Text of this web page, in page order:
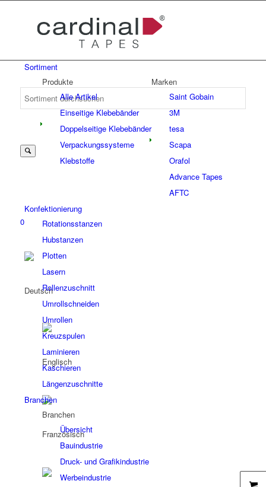
0
Sortiment
Produkte
Alle Artikel
Einseitige Klebebänder
Doppelseitige Klebebänder
Verpackungssysteme
Klebstoffe
Marken
Saint Gobain
3M
tesa
Scapa
Orafol
Advance Tapes
AFTC
Konfektionierung
Rotationsstanzen
Hubstanzen
Plotten
Lasern
Rollenzuschnitt
Umrollschneiden
Umrollen
Kreuzspulen
Laminieren
Kaschieren
Längenzuschnitte
Branchen
Branchen
Übersicht
Bauindustrie
Druck- und Grafikindustrie
Werbeindustrie